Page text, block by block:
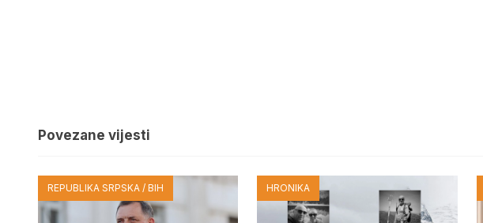
Povezane vijesti
REPUBLIKA SRPSKA / BIH HRONIKA